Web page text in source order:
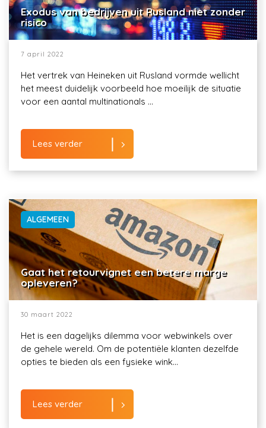
Exodus van bedrijven uit Rusland niet zonder
risico
7 april 2022
Het vertrek van Heineken uit Rusland vormde wellicht
het meest duidelijk voorbeeld hoe moeilijk de situatie
voor een aantal multinationals ...
Lees verder
ALGEMEEN
Gaat het retourvignet een betere marge
opleveren?
30 maart 2022
Het is een dagelijks dilemma voor webwinkels over
de gehele wereld. Om de potentiële klanten dezelfde
opties te bieden als een fysieke wink...
Lees verder